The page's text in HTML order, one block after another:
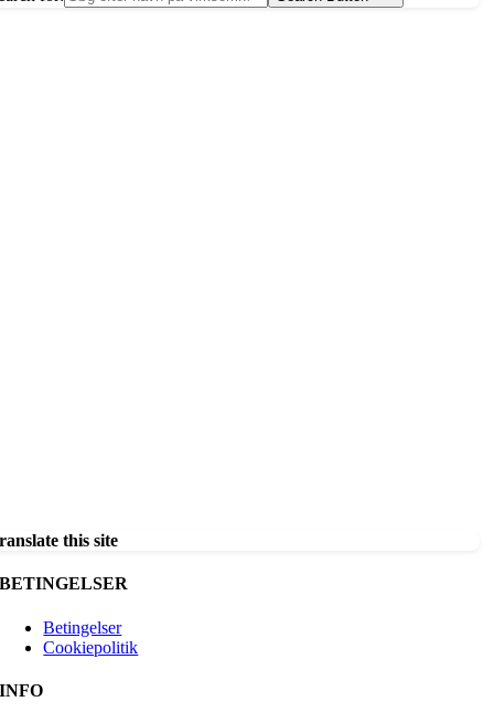
this site
BETINGELSER
Betingelser
Cookiepolitik
INFO